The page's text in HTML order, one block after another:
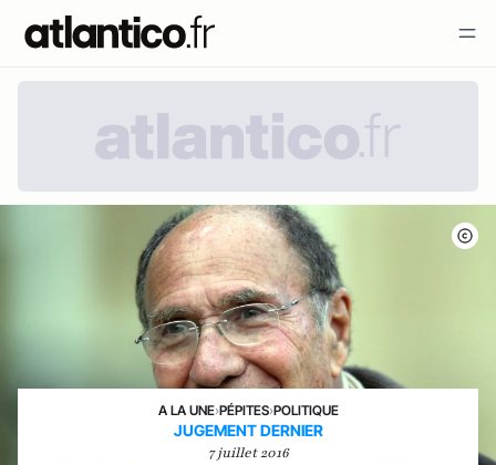
A LA UNE›PÉPITES›POLITIQUE
JUGEMENT DERNIER
7 juillet 2016